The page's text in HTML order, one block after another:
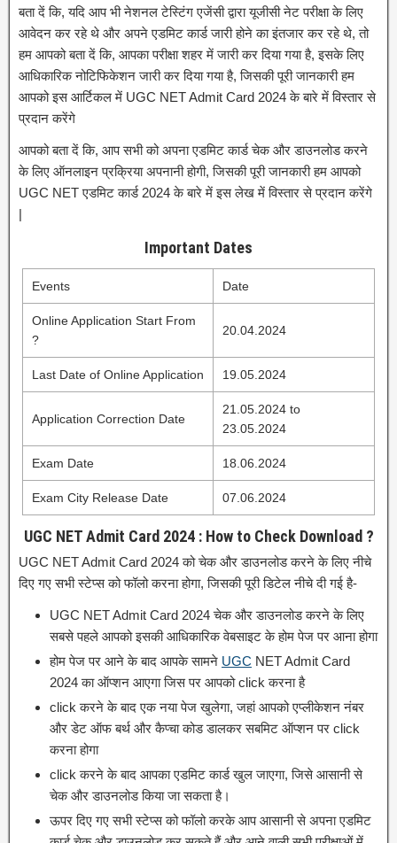
बता दें कि, यदि आप भी नेशनल टेस्टिंग एजेंसी द्वारा यूजीसी नेट परीक्षा के लिए
आवेदन कर रहे थे और अपने एडमिट कार्ड जारी होने का इंतजार कर रहे थे, तो
हम आपको बता दें कि, आपका परीक्षा शहर में जारी कर दिया गया है, इसके लिए
आधिकारिक नोटिफिकेशन जारी कर दिया गया है, जिसकी पूरी जानकारी हम
आपको इस आर्टिकल में UGC NET Admit Card 2024 के बारे में विस्तार से
प्रदान करेंगे
आपको बता दें कि, आप सभी को अपना एडमिट कार्ड चेक और डाउनलोड करने
के लिए ऑनलाइन प्रक्रिया अपनानी होगी, जिसकी पूरी जानकारी हम आपको
UGC NET एडमिट कार्ड 2024 के बारे में इस लेख में विस्तार से प्रदान करेंगे
|
Important Dates
Events Date
Online Application Start From
?
20.04.2024
Last Date of Online Application 19.05.2024
Application Correction Date
21.05.2024 to
23.05.2024
Exam Date 18.06.2024
Exam City Release Date 07.06.2024
UGC NET Admit Card 2024 : How to Check Download ?
UGC NET Admit Card 2024 को चेक और डाउनलोड करने के लिए नीचे
दिए गए सभी स्टेप्स को फॉलो करना होगा, जिसकी पूरी डिटेल नीचे दी गई है-
UGC NET Admit Card 2024 चेक और डाउनलोड करने के लिए
सबसे पहले आपको इसकी आधिकारिक वेबसाइट के होम पेज पर आना होगा
होम पेज पर आने के बाद आपके सामने UGC NET Admit Card
2024 का ऑप्शन आएगा जिस पर आपको click करना है
click करने के बाद एक नया पेज खुलेगा, जहां आपको एप्लीकेशन नंबर
और डेट ऑफ बर्थ और कैप्चा कोड डालकर सबमिट ऑप्शन पर click
करना होगा
click करने के बाद आपका एडमिट कार्ड खुल जाएगा, जिसे आसानी से
चेक और डाउनलोड किया जा सकता है।
ऊपर दिए गए सभी स्टेप्स को फॉलो करके आप आसानी से अपना एडमिट